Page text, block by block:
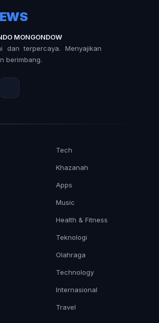
MONGONDOW
dan terpercaya. Menyajikan
berimbang.
Tech
Khazanah
Apps
Music
Health & Fitness
Teknologi
Olahraga
Technology
Internasional
Travel